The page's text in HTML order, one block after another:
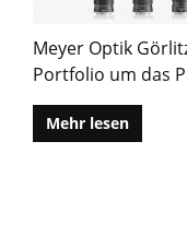
Meyer Optik
Portfolio um das
Mehr lesen